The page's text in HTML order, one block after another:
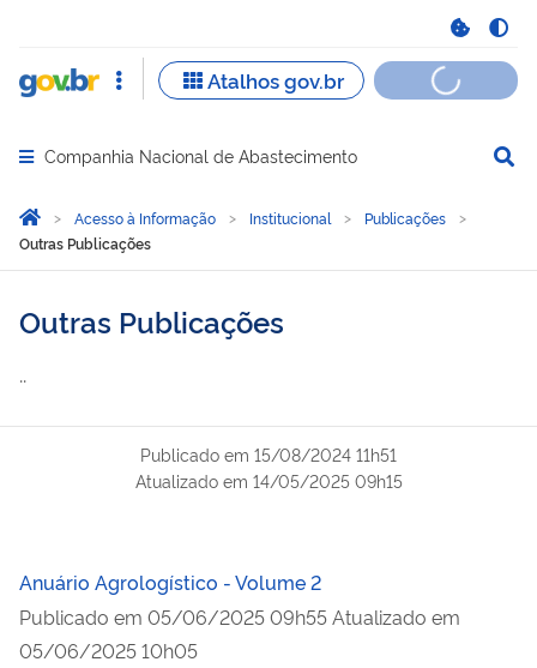
Abrir menu principal de navegação
Companhia Nacional de Abastecimento
Você está aqui:
Página Inicial
Acesso à Informação Institucional
Publicações
Outras Publicações
Outras Publicações
Publicado em 15/08/2024 11h51
Atualizado em 14/05/2025 09h15
Anuário Agrologístico - Volume 2
Publicado em 05/06/2025 09h55Atualizado em
05/06/2025 10h05